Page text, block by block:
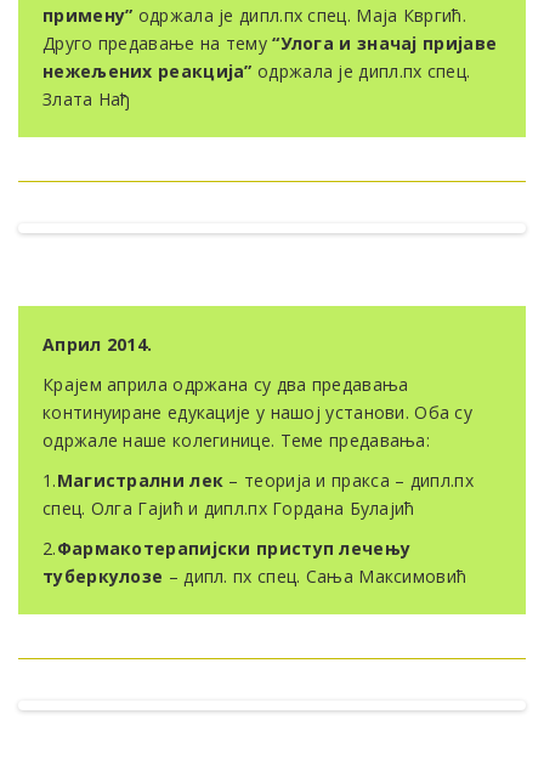
примену” одржала је дипл.пх спец. Маја Квргић.
Друго предавање на тему“Улога и значај пријаве
нежељених реакција” одржала је дипл.пх спец.
Злата Нађ
Април 2014.
Крајем априла одржана су два предавања
континуиране едукације у нашој установи. Оба су
одржале наше колегинице. Теме предавања:
1.Магистрални лек – теорија и пракса – дипл.пх
спец. Олга Гајић и дипл.пх Гордана Булајић
2.Фармакотерапијски приступ лечењу
туберкулозе – дипл. пх спец. Сања Максимовић